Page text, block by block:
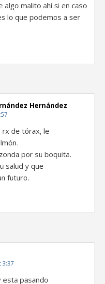
algo malito ahí si en caso
lo que podemos a ser
Hernández
rx de tórax, le
por su boquita.
salud y que
futuro.
3:37
esta pasando